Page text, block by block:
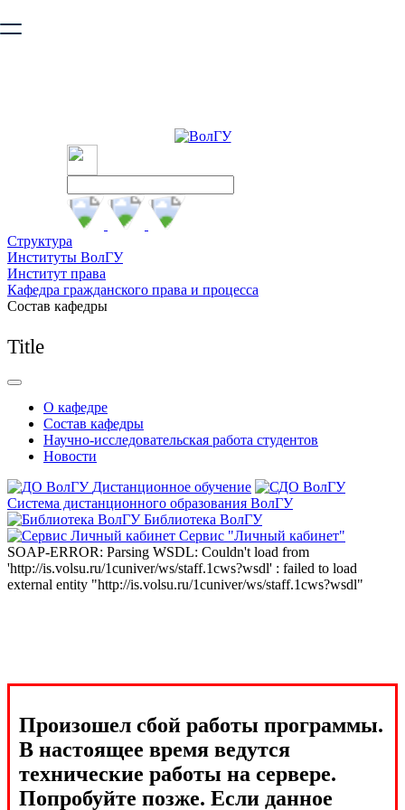
безопасную работу с сайтом. Пожалуйста
Структура
Институты ВолГУ
Институт права
Кафедра гражданского права и процесса
Состав кафедры
Title
О кафедре
Состав кафедры
Научно-исследовательская работа студентов
Новости
Дистанционное обучение
Система дистанционного образования ВолГУ
Библиотека ВолГУ
Сервис "Личный кабинет"
SOAP-ERROR: Parsing WSDL: Couldn't load from
'http://is.volsu.ru/1cuniver/ws/staff.1cws?wsdl' : failed to load
external entity "http://is.volsu.ru/1cuniver/ws/staff.1cws?wsdl"
Произошел сбой работы программы.
В настоящее время ведутся
технические работы на сервере.
Попробуйте позже. Если данное